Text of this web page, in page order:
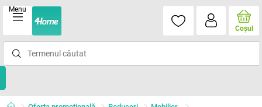
Menu
Coşul